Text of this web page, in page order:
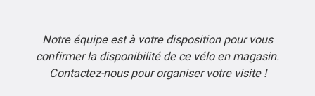
Notre équipe est à votre disposition pour vous
confirmer la disponibilité de ce vélo en magasin.
Contactez-nous pour organiser votre visite !